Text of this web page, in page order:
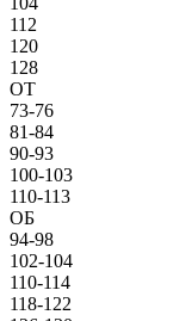
112
120
128
ОТ
73-76
81-84
90-93
100-103
110-113
ОБ
94-98
102-104
110-114
118-122